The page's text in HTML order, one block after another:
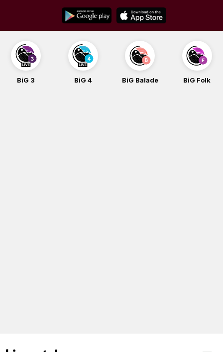
content
BiG 3 BiG 4 BiG Balade BiG Folk